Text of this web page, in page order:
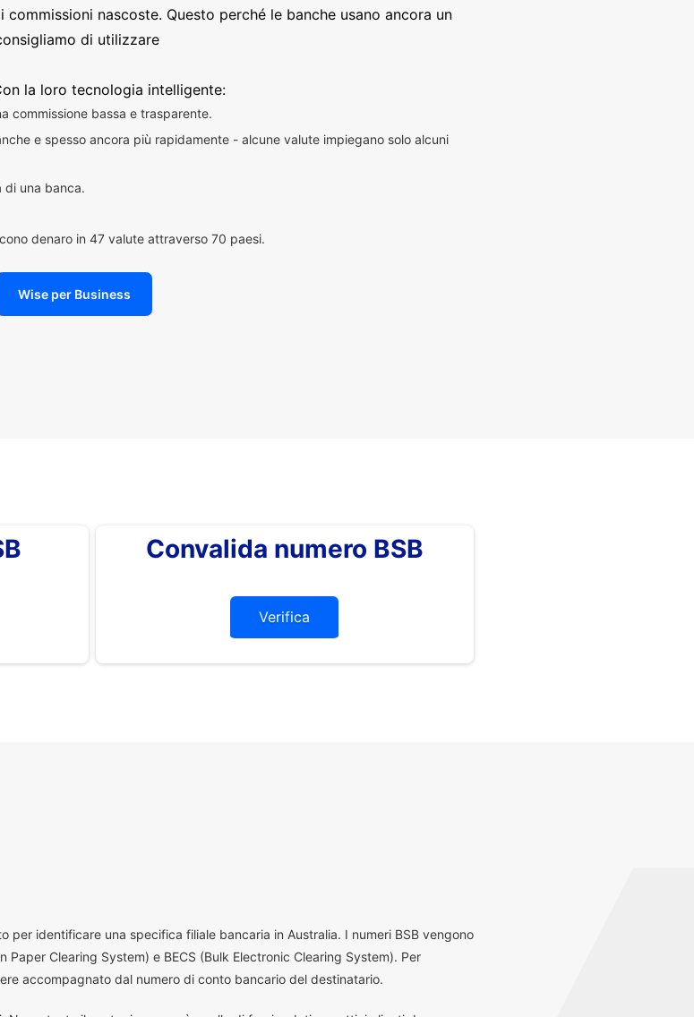
nascoste. Questo perché le banche usano ancora un
di utilizzare
la loro tecnologia intelligente:
commissione bassa e trasparente.
e spesso ancora più rapidamente - alcune valute impiegano solo alcuni
di una banca.
denaro in 47 valute attraverso 70 paesi.
Wise per Business
Convalida numero BSB
Verifica
per identificare una specifica filiale bancaria in Australia. I numeri BSB vengono
Clearing System) e BECS (Bulk Electronic Clearing System). Per
accompagnato dal numero di conto bancario del destinatario.